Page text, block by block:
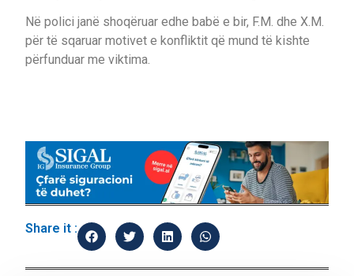
Në polici janë shoqëruar edhe babë e bir, F.M. dhe X.M.
për të sqaruar motivet e konfliktit që mund të kishte
përfunduar me viktima.
Share it :